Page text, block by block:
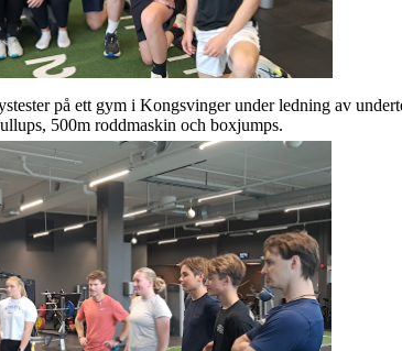
på ett gym i Kongsvinger under ledning av
500m roddmaskin och boxjumps.